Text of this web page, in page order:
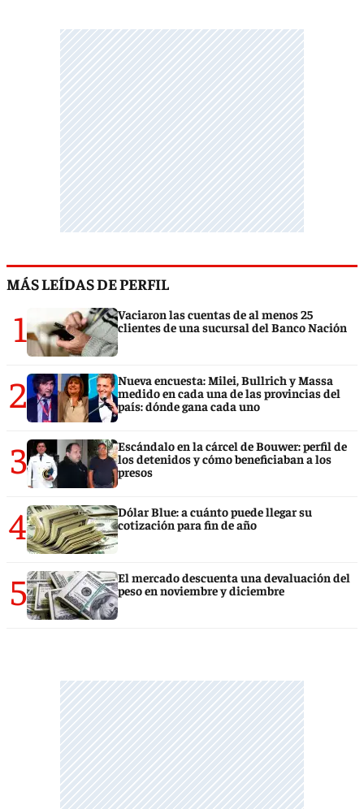
MÁS LEÍDAS DE PERFIL
1
Vaciaron las cuentas de al menos 25
clientes de una sucursal del Banco Nación
2
Nueva encuesta: Milei, Bullrich y Massa
medido en cada una de las provincias del
país: dónde gana cada uno
3
Escándalo en la cárcel de Bouwer: perfil de
los detenidos y cómo beneficiaban a los
presos
4
Dólar Blue: a cuánto puede llegar su
cotización para fin de año
5
El mercado descuenta una devaluación del
peso en noviembre y diciembre